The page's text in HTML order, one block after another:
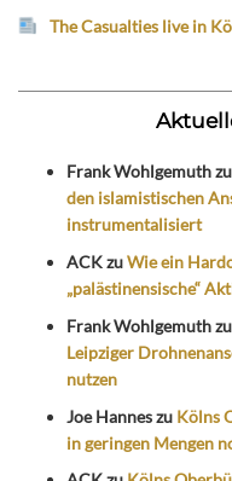
The Casualties live in
Frank Wohlgemuthzu
den islamistischen
instrumentalisiert
ACKzuWie ein
„palästinensische“
Frank Wohlgemuthzu
Leipziger
nutzen
Joe Hanneszu Kölns
in geringen Mengen